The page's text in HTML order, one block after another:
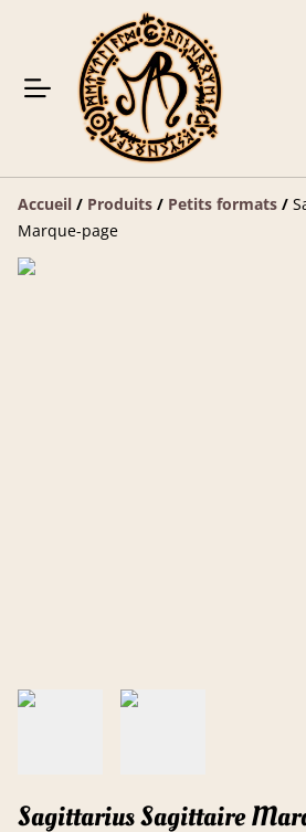
Accueil / Produits / Petits formats /
Marque-page
Sagittarius Sagittaire